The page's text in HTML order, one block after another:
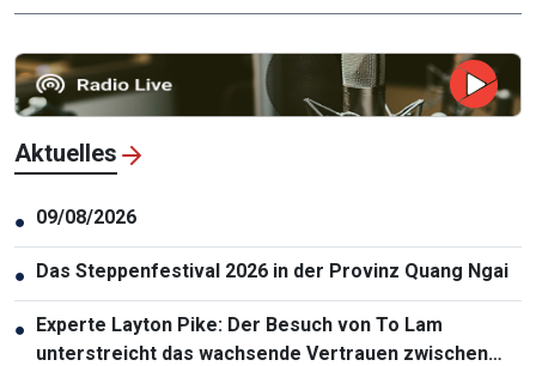
Aktuelles
● 09/08/2026
● Das Steppenfestival 2026 in der Provinz Quang Ngai
● Experte Layton Pike: Der Besuch von To Lam
unterstreicht das wachsende Vertrauen zwischen